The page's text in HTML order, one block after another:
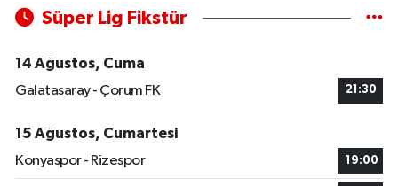
Süper Lig Fikstür
14 Ağustos, Cuma
Galatasaray - Çorum FK
21:30
15 Ağustos, Cumartesi
Konyaspor - Rizespor
19:00